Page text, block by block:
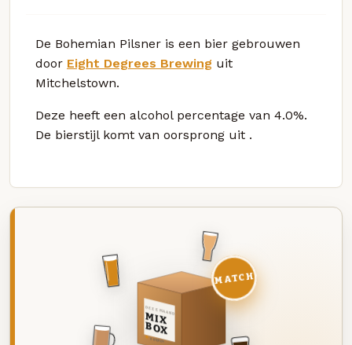
De Bohemian Pilsner is een bier gebrouwen
door Eight Degrees Brewing uit
Mitchelstown.
Deze heeft een alcohol percentage van 4.0%.
De bierstijl komt van oorsprong uit .
DEZE MAAND
MIX
BOX
8 BIEREN
MATCH